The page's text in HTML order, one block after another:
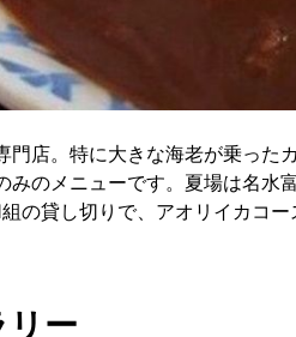
門店。特に大きな海老が乗った
みのメニューです。夏場は名水
の貸し切りで、アオリイカコー
リー